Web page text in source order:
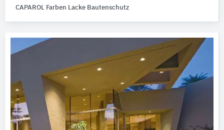
CAPAROL Farben Lacke Bautenschutz